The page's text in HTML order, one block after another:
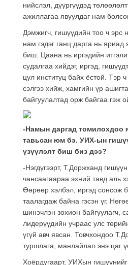
нийслэл, дүүргүүдэд
ажиллагаа явуулдаг нам
Дэмжигч, гишүүдийн тоо ч эрс
нам гэдэг ганц дарга нь яриад
биш. Цаана нь иргэдийн
судалгаа хийдэг, иргэд,
цул институц байх ёстой. Тэр
сэлгээ хийж, хамгийн үр
байгуулалтад орж байгаа гэж
-Намын даргад томилохдоо
тавьсан юм бэ. УИХ-ын
үзүүлэлт биш биз дээ?
-Нэгдүгээрт, Т.Доржханд
чансаагаараа эхний тавд аль
Өөрөөр хэлбэл, иргэд сонсож
таалагдаж байна гэсэн үг.
шинэчлэн зохион байгуулагч,
лидерүүдийн учраас улс
үгүй авч явсан. Товчхондоо
туршлага, манлайлал энэ цаг
Хоёрдугаарт, УИХын